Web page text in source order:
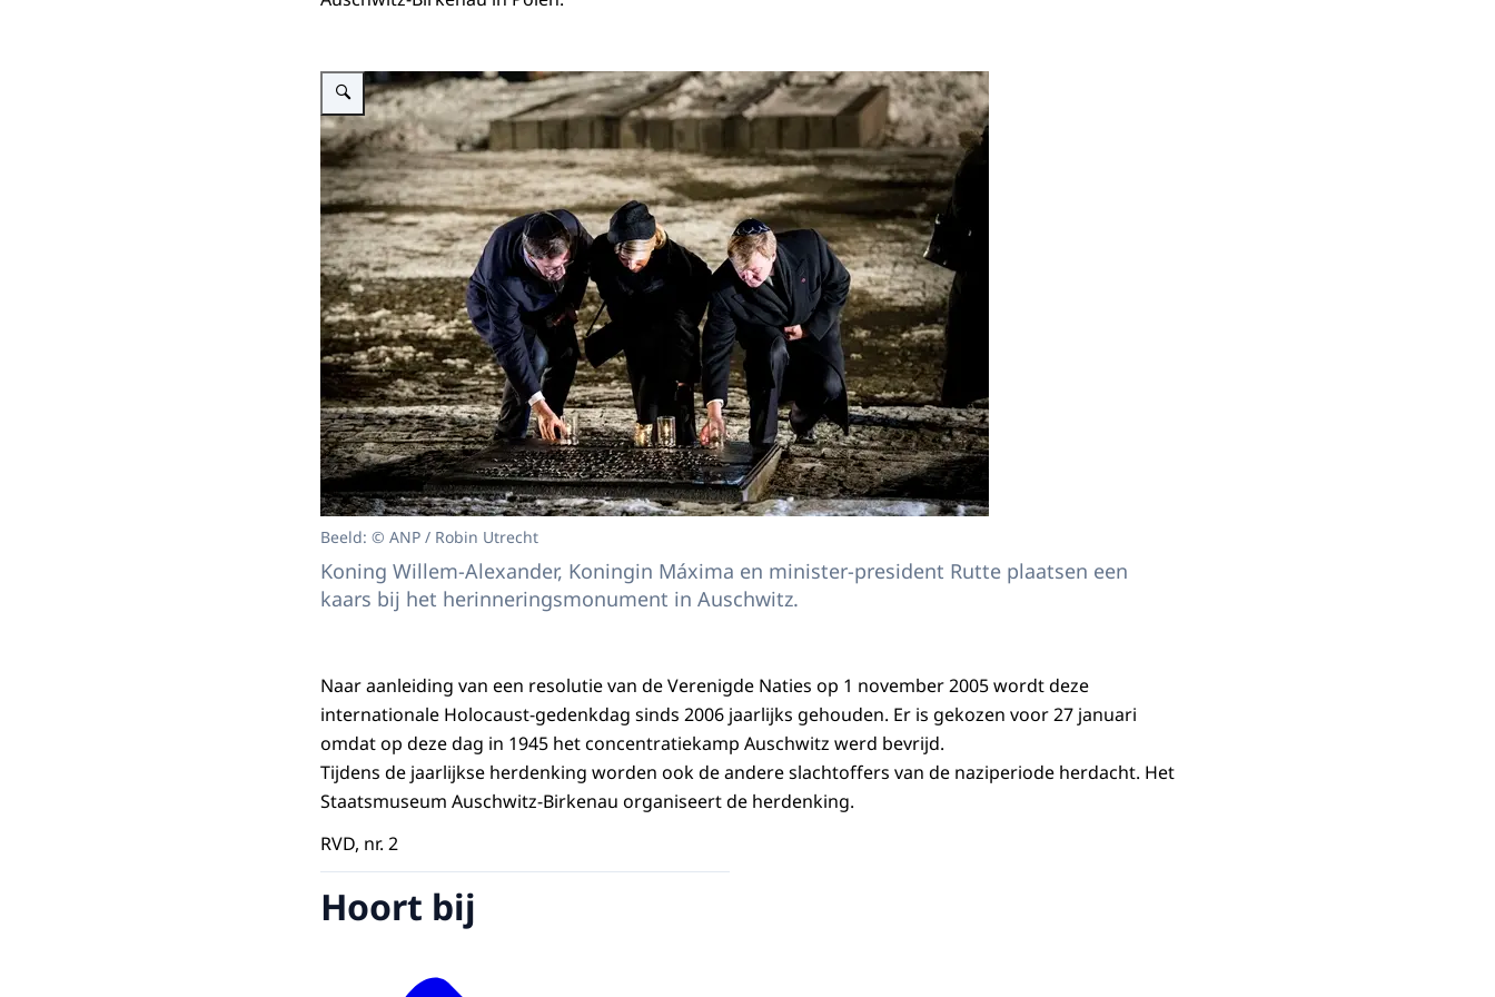
Vergroot afbeelding Koning Willem-Alexander, Koningin Máxima en minister-president Rutte plaatsen een kaars bij het herinneringsmonument in Auschwitz.
Beeld: © ANP / Robin Utrecht
Koning Willem-Alexander, Koningin Máxima en minister-president Rutte plaatsen een
kaars bij het herinneringsmonument in Auschwitz.
Naar aanleiding van een resolutie van de Verenigde Naties op 1 november 2005 wordt deze
internationale Holocaust-gedenkdag sinds 2006 jaarlijks gehouden. Er is gekozen voor 27 januari
omdat op deze dag in 1945 het concentratiekamp Auschwitz werd bevrijd.
Tijdens de jaarlijkse herdenking worden ook de andere slachtoffers van de naziperiode herdacht. Het
Staatsmuseum Auschwitz-Birkenau organiseert de herdenking.
RVD, nr. 2
Hoort bij